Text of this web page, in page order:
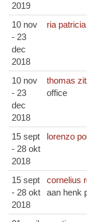
2019
10 nov
- 23
dec
2018
ria
10 nov
- 23
dec
2018
thomas
office
15 sept
- 28 okt
2018
lorenzo
15 sept
- 28 okt
2018
cornelius
aan henk